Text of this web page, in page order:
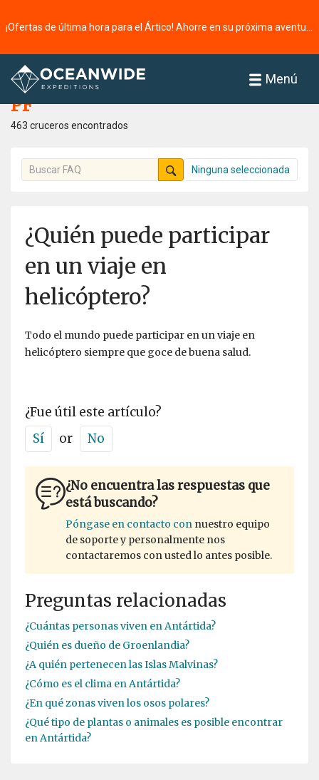
Menú
Página principal
PF
463 cruceros encontrados
Ninguna seleccionada
¿Quién puede participar
en un viaje en
helicóptero?
Todo el mundo puede participar en un viaje en
helicóptero siempre que goce de buena salud.
¿Fue útil este artículo?
Sí
or No
¿No encuentra las respuestas que
está buscando?
Póngase en contacto con nuestro equipo
de soporte y personalmente nos
contactaremos con usted lo antes posible.
Preguntas relacionadas
¿Cuántas personas viven en Antártida?
¿Quién es dueño de Groenlandia?
¿A quién pertenecen las Islas Malvinas?
¿Cómo es el clima en Antártida?
¿En qué zonas viven los osos polares?
¿Qué tipo de plantas o animales es posible encontrar
en Antártida?